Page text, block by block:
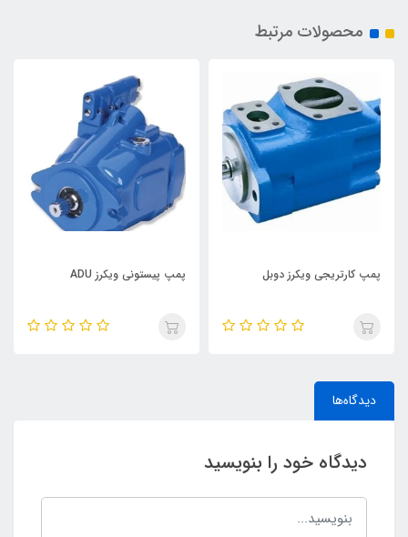
محصولات مرتبط
پمپ کارتریجی ویکرز دوبل پمپ پیستونی ویکرز ADU
دیدگاه‌ها
دیدگاه خود را بنویسید